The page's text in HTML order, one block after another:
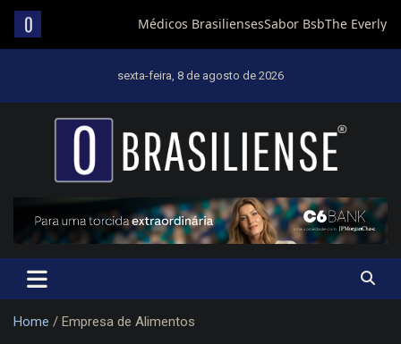
sexta-feira, 8 de agosto de 2026
Um diário de notícias que trabalha por Brasília
Home Empresa de Alimentos